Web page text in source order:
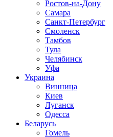
Ростов-на-Дону
Самара
Санкт-Петербург
Смоленск
Тамбов
Тула
Челябинск
Уфа
Украина
Винница
Киев
Луганск
Одесса
Беларусь
Гомель